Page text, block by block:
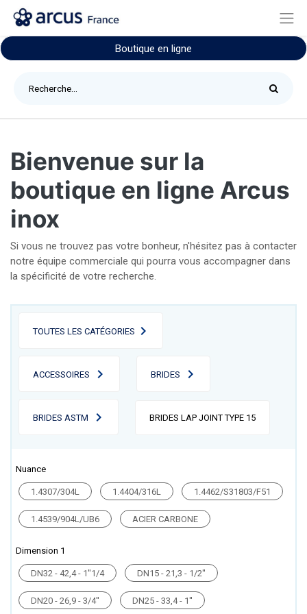
Boutique en ligne
Bienvenue sur la
boutique en ligne Arcus
inox
Si vous ne trouvez pas votre bonheur, n'hésitez pas à contacter
notre équipe commerciale qui pourra vous accompagner dans
la spécificité de votre recherche.
TOUTES LES CATÉGORIES
ACCESSOIRES BRIDES
BRIDES ASTM BRIDES LAP JOINT TYPE 15
Nuance
1.4307/304L 1.4404/316L 1.4462/S31803/F51
1.4539/904L/UB6 ACIER CARBONE
Dimension 1
DN32 - 42,4 - 1''1/4 DN15 - 21,3 - 1/2''
DN20 - 26,9 - 3/4'' DN25 - 33,4 - 1''